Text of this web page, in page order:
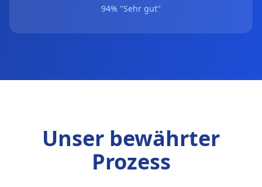
94% "Sehr gut"
Unser bewährter
Prozess